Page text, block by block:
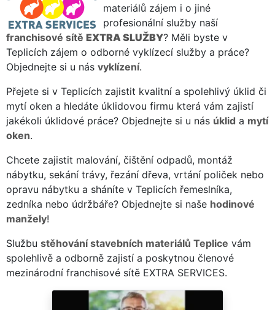
materiálů zájem i o jiné
profesionální služby naší
franchisové sítě EXTRA SLUŽBY? Měli byste v
Teplicích zájem o odborné vyklízecí služby a práce?
Objednejte si u nás vyklízení.
Přejete si v Teplicích zajistit kvalitní a spolehlivý úklid či
mytí oken a hledáte úklidovou firmu která vám zajistí
jakékoli úklidové práce? Objednejte si u nás úklid a mytí
oken.
Chcete zajistit malování, čištění odpadů, montáž
nábytku, sekání trávy, řezání dřeva, vrtání poliček nebo
opravu nábytku a sháníte v Teplicích řemeslníka,
zedníka nebo údržbáře? Objednejte si naše hodinové
manžely!
Službu stěhování stavebních materiálů Teplice vám
spolehlivě a odborně zajistí a poskytnou členové
mezinárodní franchisové sítě EXTRA SERVICES.